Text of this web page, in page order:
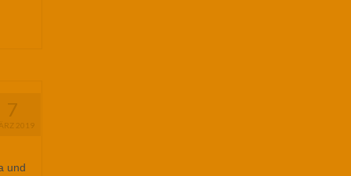
7
2019
und